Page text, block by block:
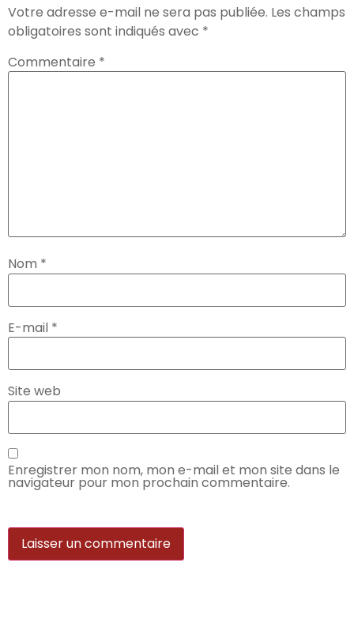
Votre adresse e-mail ne sera pas publiée. Les champs
obligatoires sont indiqués avec *
Commentaire *
Nom *
E-mail *
Site web
Enregistrer mon nom, mon e-mail et mon site dans le
navigateur pour mon prochain commentaire.